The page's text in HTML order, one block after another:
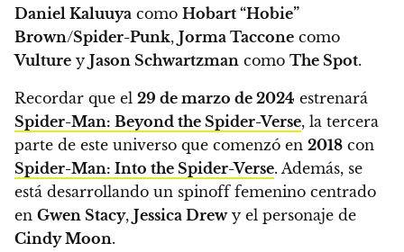
Daniel Kaluuya como Hobart “Hobie”
Brown/Spider-Punk, Jorma Taccone como
Vulture y Jason Schwartzman como The Spot.
Recordar que el 29 de marzo de 2024 estrenará
Spider-Man: Beyond the Spider-Verse, la tercera
parte de este universo que comenzó en 2018 con
Spider-Man: Into the Spider-Verse. Además, se
está desarrollando un spinoff femenino centrado
en Gwen Stacy, Jessica Drewy el personaje de
Cindy Moon.